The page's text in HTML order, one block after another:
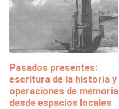
Pasados presentes:
escritura de la historia y
operaciones de memoria
desde espacios locales